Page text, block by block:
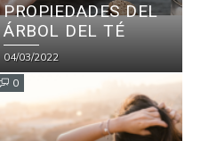
PROPIEDADES DEL
ÁRBOL DEL TÉ
04/03/2022
0